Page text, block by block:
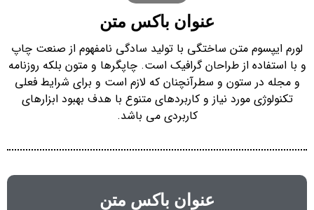
عنوان باکس متن
لورم ایپسوم متن ساختگی با تولید سادگی نامفهوم از صنعت چاپ
و با استفاده از طراحان گرافیک است. چاپگرها و متون بلکه روزنامه
و مجله در ستون و سطرآنچنان که لازم است و برای شرایط فعلی
تکنولوژی مورد نیاز و کاربردهای متنوع با هدف بهبود ابزارهای
کاربردی می باشد.
عنوان باکس متن